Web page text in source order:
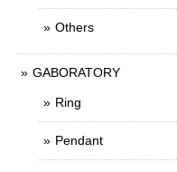
Others
GABORATORY
Ring
Pendant